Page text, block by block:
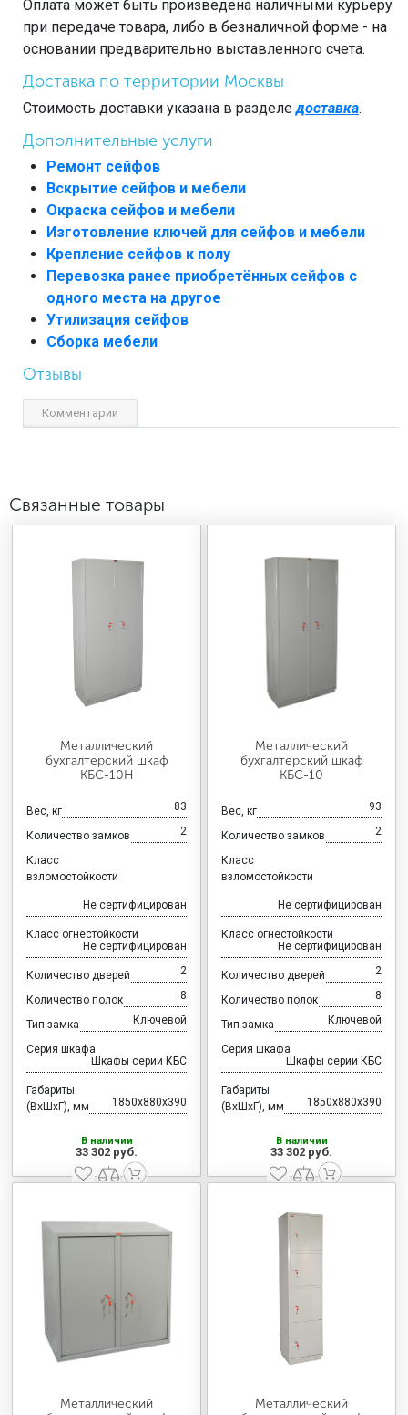
Оплата может быть произведена наличными курьеру
при передаче товара, либо в безналичной форме - на
основании предварительно выставленного счета.
Доставка по территории Москвы
Стоимость доставки указана в разделедоставка.
Дополнительные услуги
Ремонт сейфов
Вскрытие сейфов и мебели
Окраска сейфов и мебели
Изготовление ключей для сейфов и мебели
Крепление сейфов к полу
Перевозка ранее приобретённых сейфов с
одного места на другое
Утилизация сейфов
Сборка мебели
Отзывы
Комментарии
Связанные товары
Металлический
бухгалтерский шкаф
КБС-10Н
Вес, кг 83
Количество замков 2
Класс
взломостойкости
Не сертифицирован
Класс огнестойкости
Не сертифицирован
Количество дверей 2
Количество полок 8
Тип замка Ключевой
Серия шкафа
Шкафы серии КБС
Габариты
(ВхШхГ), мм
1850x880x390
В наличии
33 302 руб.
Металлический
бухгалтерский шкаф
КБС-10
Вес, кг 93
Количество замков 2
Класс
взломостойкости
Не сертифицирован
Класс огнестойкости
Не сертифицирован
Количество дверей 2
Количество полок 8
Тип замка Ключевой
Серия шкафа
Шкафы серии КБС
Габариты
(ВхШхГ), мм
1850x880x390
В наличии
33 302 руб.
Металлический
Металлический